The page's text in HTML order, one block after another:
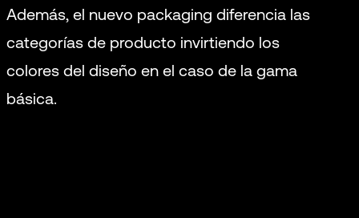
Además, el nuevo packaging diferencia las
categorías de producto invirtiendo los
colores del diseño en el caso de la gama
básica.